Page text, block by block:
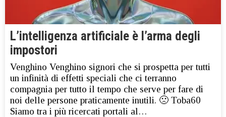
L’intelligenza artificiale è l’arma degli
impostori
Venghino Venghino signori che si prospetta per tutti
un infinità di effetti speciali che ci terranno
compagnia per tutto il tempo che serve per fare di
noi delle persone praticamente inutili. 🙁 Toba60
Siamo tra i più ricercati portali al…